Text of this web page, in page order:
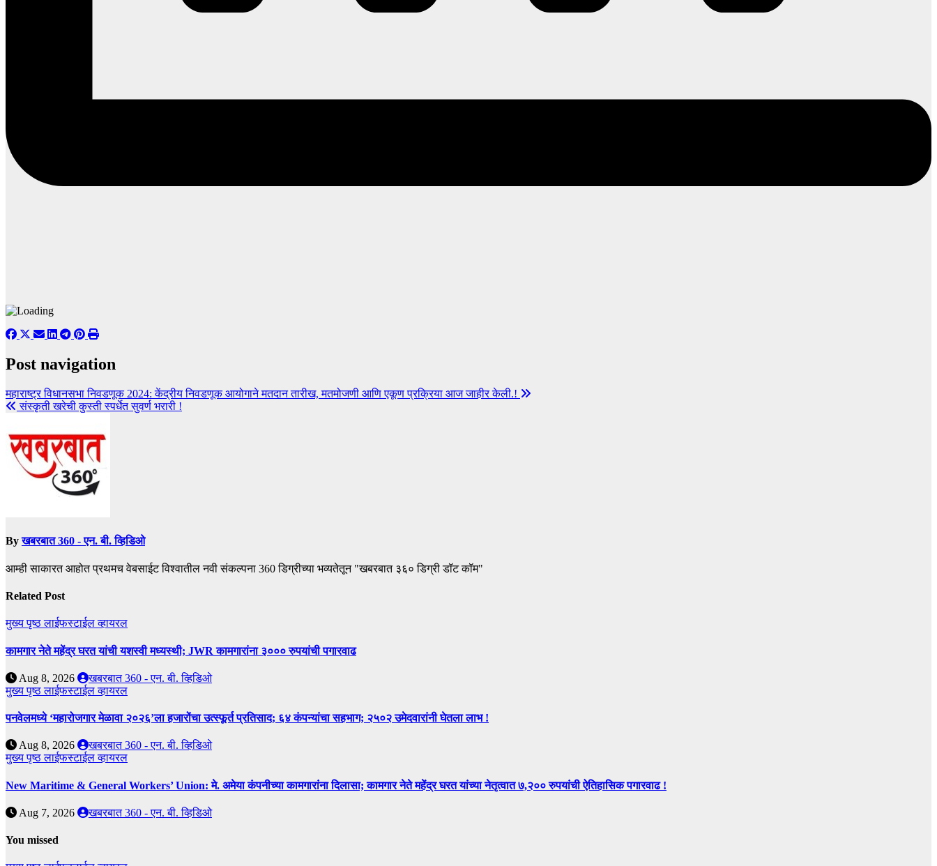
Post navigation
महाराष्ट्र विधानसभा निवडणूक 2024: केंद्रीय निवडणूक आयोगाने मतदान तारीख, मतमोजणी आणि एकूण प्रक्रिया आज जाहीर केली.!
संस्कृती खरेची कुस्ती स्पर्धेत सुवर्ण भरारी !
Byखबरबात 360 - एन. बी. व्हिडिओ
आम्ही साकारत आहोत प्रथमच वेबसाईट विश्वातील नवी संकल्पना 360 डिग्रीच्या भव्यतेतून "खबरबात ३६० डिग्री डॉट कॉम"
Related Post
मुख्य पृष्ठलाईफस्टाईलव्हायरल
कामगार नेते महेंद्र घरत यांची यशस्वी मध्यस्थी; JWR कामगारांना ३००० रुपयांची पगारवाढ
Aug 8, 2026
खबरबात 360 - एन. बी. व्हिडिओ
मुख्य पृष्ठलाईफस्टाईलव्हायरल
पनवेलमध्ये ‘महारोजगार मेळावा २०२६’ला हजारोंचा उत्स्फूर्त प्रतिसाद; ६४ कंपन्यांचा सहभाग; २५०२ उमेदवारांनी घेतला लाभ !
Aug 8, 2026
खबरबात 360 - एन. बी. व्हिडिओ
मुख्य पृष्ठलाईफस्टाईलव्हायरल
New Maritime & General Workers’ Union: मे. अमेया कंपनीच्या कामगारांना दिलासा; कामगार नेते महेंद्र घरत यांच्या नेतृत्वात ७,२०० रुपयांची ऐतिहासिक पगारवाढ !
Aug 7, 2026 खबरबात 360 - एन. बी. व्हिडिओ
You missed